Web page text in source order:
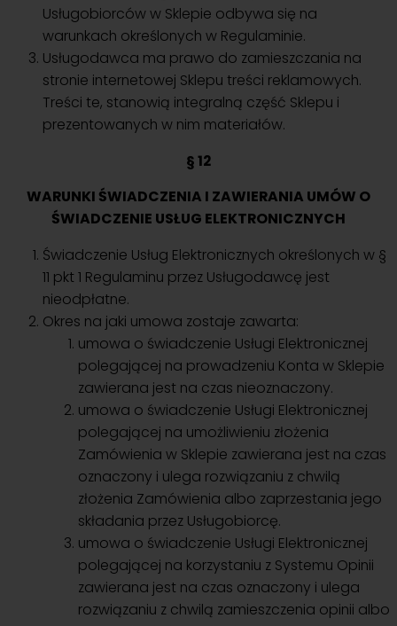
Usługobiorców w Sklepie odbywa się na
warunkach określonych w Regulaminie.
Usługodawca ma prawo do zamieszczania na
stronie internetowej Sklepu treści reklamowych.
Treści te, stanowią integralną część Sklepu i
prezentowanych w nim materiałów.
§ 12
WARUNKI ŚWIADCZENIA I ZAWIERANIA UMÓW O
ŚWIADCZENIE USŁUG ELEKTRONICZNYCH
Świadczenie Usług Elektronicznych określonych w §
11 pkt 1 Regulaminu przez Usługodawcę jest
nieodpłatne.
Okres na jaki umowa zostaje zawarta:
umowa o świadczenie Usługi Elektronicznej
polegającej na prowadzeniu Konta w Sklepie
zawierana jest na czas nieoznaczony.
umowa o świadczenie Usługi Elektronicznej
polegającej na umożliwieniu złożenia
Zamówienia w Sklepie zawierana jest na czas
oznaczony i ulega rozwiązaniu z chwilą
złożenia Zamówienia albo zaprzestania jego
składania przez Usługobiorcę.
umowa o świadczenie Usługi Elektronicznej
polegającej na korzystaniu z Systemu Opinii
zawierana jest na czas oznaczony i ulega
rozwiązaniu z chwilą zamieszczenia opinii albo